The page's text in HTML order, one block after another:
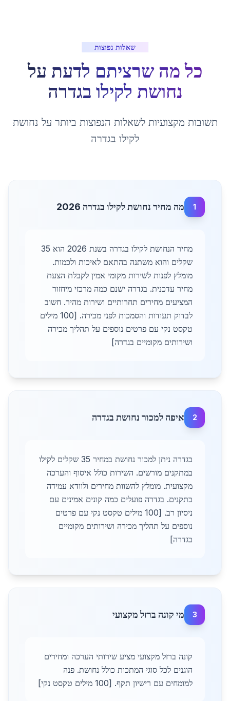
שאלות נפוצות
כל מה שרציתם לדעת על
נחושת לקילו בגדרה
תשובות מקצועיות לשאלות הנפוצות ביותר על נחושת
לקילו בגדרה
1 מה מחיר נחושת לקילו בגדרה 2026
מחיר הנחושת לקילו בגדרה בשנת 2026 הוא 35
שקלים והוא משתנה בהתאם לאיכות ולכמות.
מומלץ לפנות לשירות מקומי אמין לקבלת הצעת
מחיר עדכנית. בגדרה ישנם כמה מרכזי מיחזור
המציעים מחירים תחרותיים ושירות מהיר. חשוב
לבדוק תעודות והסמכות לפני מכירה. [100 מילים
טקסט נקי עם פרטים נוספים על תהליך מכירה
ושירותים מקומיים בגדרה]
2 איפה למכור נחושת בגדרה
בגדרה ניתן למכור נחושת במחיר 35 שקלים לקילו
במתקנים מורשים. השירות כולל איסוף והערכה
מקצועית. מומלץ להשוות מחירים ולוודא עמידה
בתקנים. בגדרה פועלים כמה קונים אמינים עם
ניסיון רב. [100 מילים טקסט נקי עם פרטים
נוספים על תהליך מכירה ושירותים מקומיים
בגדרה]
3 מי קונה ברזל מקצועי
קונה ברזל מקצועי מציע שירותי הערכה ומחירים
הוגנים לכל סוגי המתכות כולל נחושת. פנה
למומחים עם רישיון תקף. [100 מילים טקסט נקי]